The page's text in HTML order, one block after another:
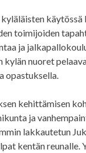
toimijoiden
ja
nuoret
opastuksella.
kehittämisen
ja
lakkautetun
kentän reunalle.